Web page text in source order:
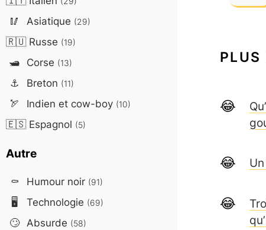
PLUS
🥢 Asiatique (29)
🇷🇺Russe (19)
🛥️ Corse (13)
⚓ Breton (11)
🏹 Indien et cow-boy (10)
🇪🇸Espagnol (5)
Autre
⚰️ Humour noir (91)
🖥️ Technologie (69)
🙄 Absurde (58)